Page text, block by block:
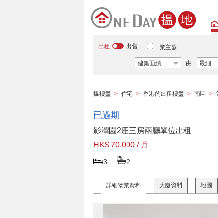
出租 出售 業主盤
建築面績 由 最細
搵樓盤 > 住宅 > 香港的出租樓盤 > 南區 >
已過期
影灣園2座三房兩廳單位出租
HK$ 70,000 / 月
3 2
詳細物業資料 大廈資料 地圖